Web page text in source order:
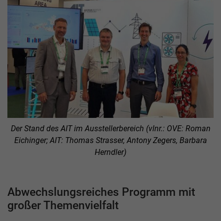
Der Stand des AIT im Ausstellerbereich (vlnr.: OVE: Roman
Eichinger; AIT: Thomas Strasser, Antony Zegers, Barbara
Herndler)
Abwechslungsreiches Programm mit
großer Themenvielfalt